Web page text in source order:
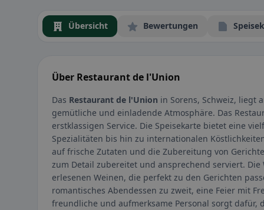
Übersicht Bewertungen
Über Restaurant de l'Union
Das Restaurant de l'Union in Sorens, Schweiz, liegt
gemütliche und einladende Atmosphäre. Das
erstklassigen Service. Die Speisekarte bietet eine
Spezialitäten bis hin zu internationalen
auf frische Zutaten und die Zubereitung von
zum Detail zubereitet und ansprechend serviert.
erlesenen Weinen, die perfekt zu den Gerichten
romantisches Abendessen zu zweit, eine Feier mit
freundliche und aufmerksame Personal sorgt dafür,